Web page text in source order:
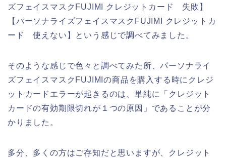
ズフェイスマスクFUJIMI クレジットカード 失敗】
【パーソナライズフェイスマスクFUJIMI クレジットカ
ード 使えない】という感じで調べてみました。
そのような感じで色々と調べてみた所、パーソナライ
ズフェイスマスクFUJIMIの商品を購入する時にクレジ
ットカードエラーが起きるのは、単純に「クレジット
カードの有効期限切れが１つの原因」であることが分
かりました。
多分、多くの方はご存知だと思いますが、クレジット